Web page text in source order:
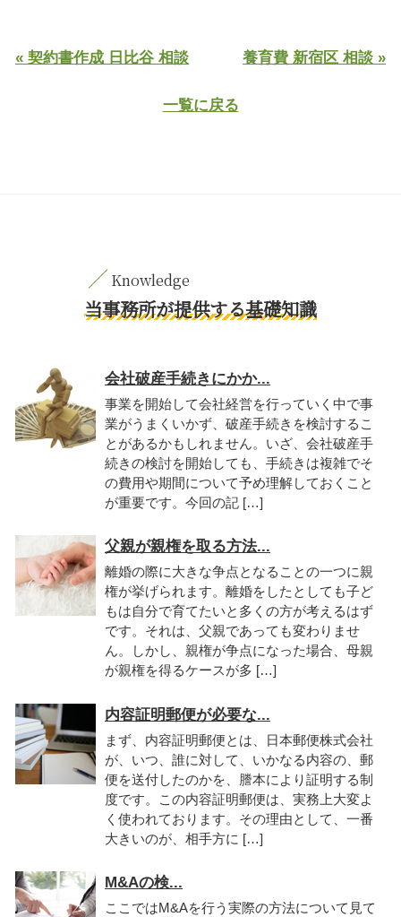
« 契約書作成 日比谷 相談 養育費 新宿区 相談 »
一覧に戻る
当事務所が提供する基礎知識
会社破産手続きにかか...
事業を開始して会社経営を行っていく中で事
業がうまくいかず、破産手続きを検討するこ
とがあるかもしれません。いざ、会社破産手
続きの検討を開始しても、手続きは複雑でそ
の費用や期間について予め理解しておくこと
が重要です。今回の記 […]
父親が親権を取る方法...
離婚の際に大きな争点となることの一つに親
権が挙げられます。離婚をしたとしても子ど
もは自分で育てたいと多くの方が考えるはず
です。それは、父親であっても変わりませ
ん。しかし、親権が争点になった場合、母親
が親権を得るケースが多 […]
内容証明郵便が必要な...
まず、内容証明郵便とは、日本郵便株式会社
が、いつ、誰に対して、いかなる内容の、郵
便を送付したのかを、謄本により証明する制
度です。この内容証明郵便は、実務上大変よ
く使われております。その理由として、一番
大きいのが、相手方に […]
M&Aの検...
ここではM&Aを行う実際の方法について見て